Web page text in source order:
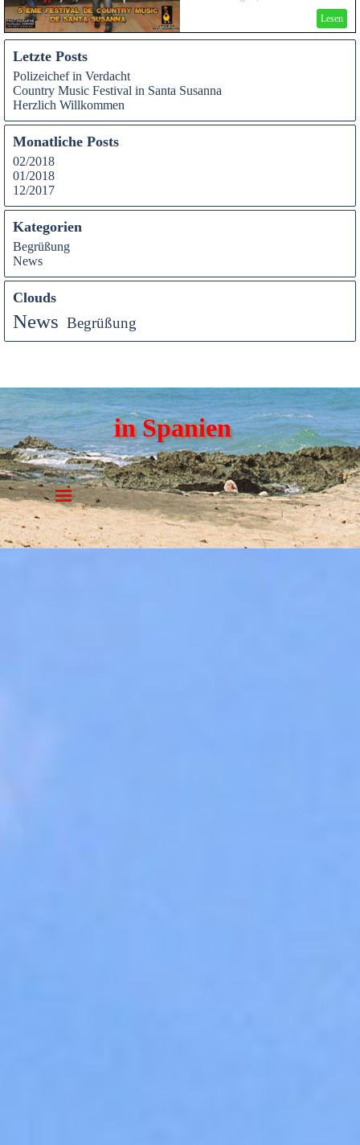
Country Music Festival teilnahmen
Lesen
Letzte Posts
Polizeichef in Verdacht
Country Music Festival in Santa Susanna
Herzlich Willkommen
Monatliche Posts
02/2018
01/2018
12/2017
Kategorien
Begrüßung
News
Clouds
News Begrüßung
in Spanien